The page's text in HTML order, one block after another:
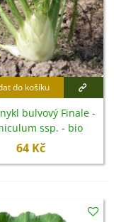
do košíku
bulvový Finale -
ssp. - bio
semena - 50 ks
64 Kč